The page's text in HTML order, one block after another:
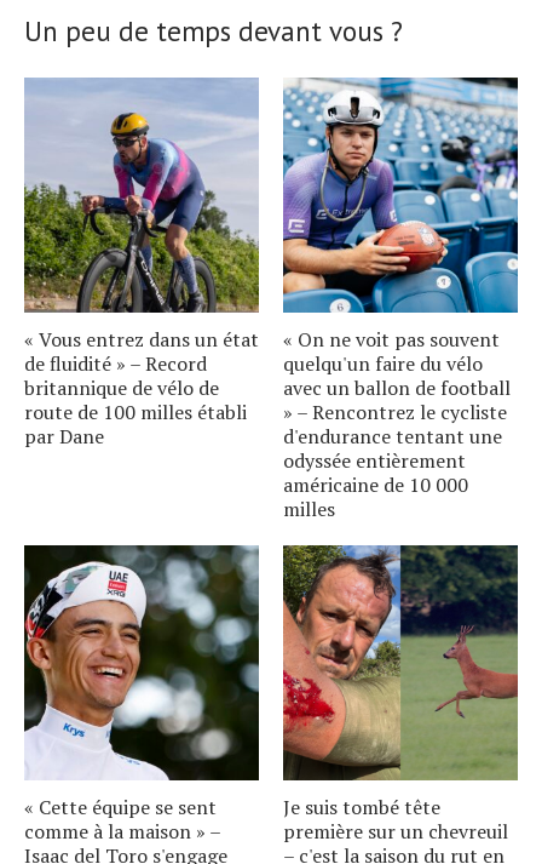
Un peu de temps devant vous ?
« Vous entrez dans un état
de fluidité » – Record
britannique de vélo de
route de 100 milles établi
par Dane
« On ne voit pas souvent
quelqu'un faire du vélo
avec un ballon de football
» – Rencontrez le cycliste
d'endurance tentant une
odyssée entièrement
américaine de 10 000
milles
« Cette équipe se sent
comme à la maison » –
Isaac del Toro s'engage
Je suis tombé tête
première sur un chevreuil
– c'est la saison du rut en